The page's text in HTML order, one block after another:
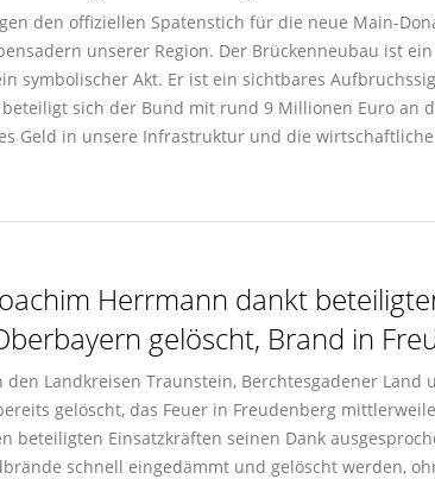
den offiziellen Spatenstich für die neue Main-
unserer Region. Der Brückenneubau ist
symbolischer Akt. Er ist ein sichtbares
sich der Bund mit rund 9 Millionen Euro an
Geld in unsere Infrastruktur und die
Herrmann dankt
gelöscht, Brand in
Landkreisen Traunstein, Berchtesgadener
gelöscht, das Feuer in Freudenberg
beteiligten Einsatzkräften seinen Dank
schnell eingedämmt und gelöscht werden,